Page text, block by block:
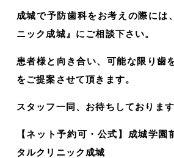
成城で予防歯科をお考えの際には
ニック成城』にご相談下さい。
患者様と向き合い、可能な限り歯
をご提案させて頂きます。
スタッフ一同、お待ちしております
【ネット予約可・公式】成城学
タルクリニック成城